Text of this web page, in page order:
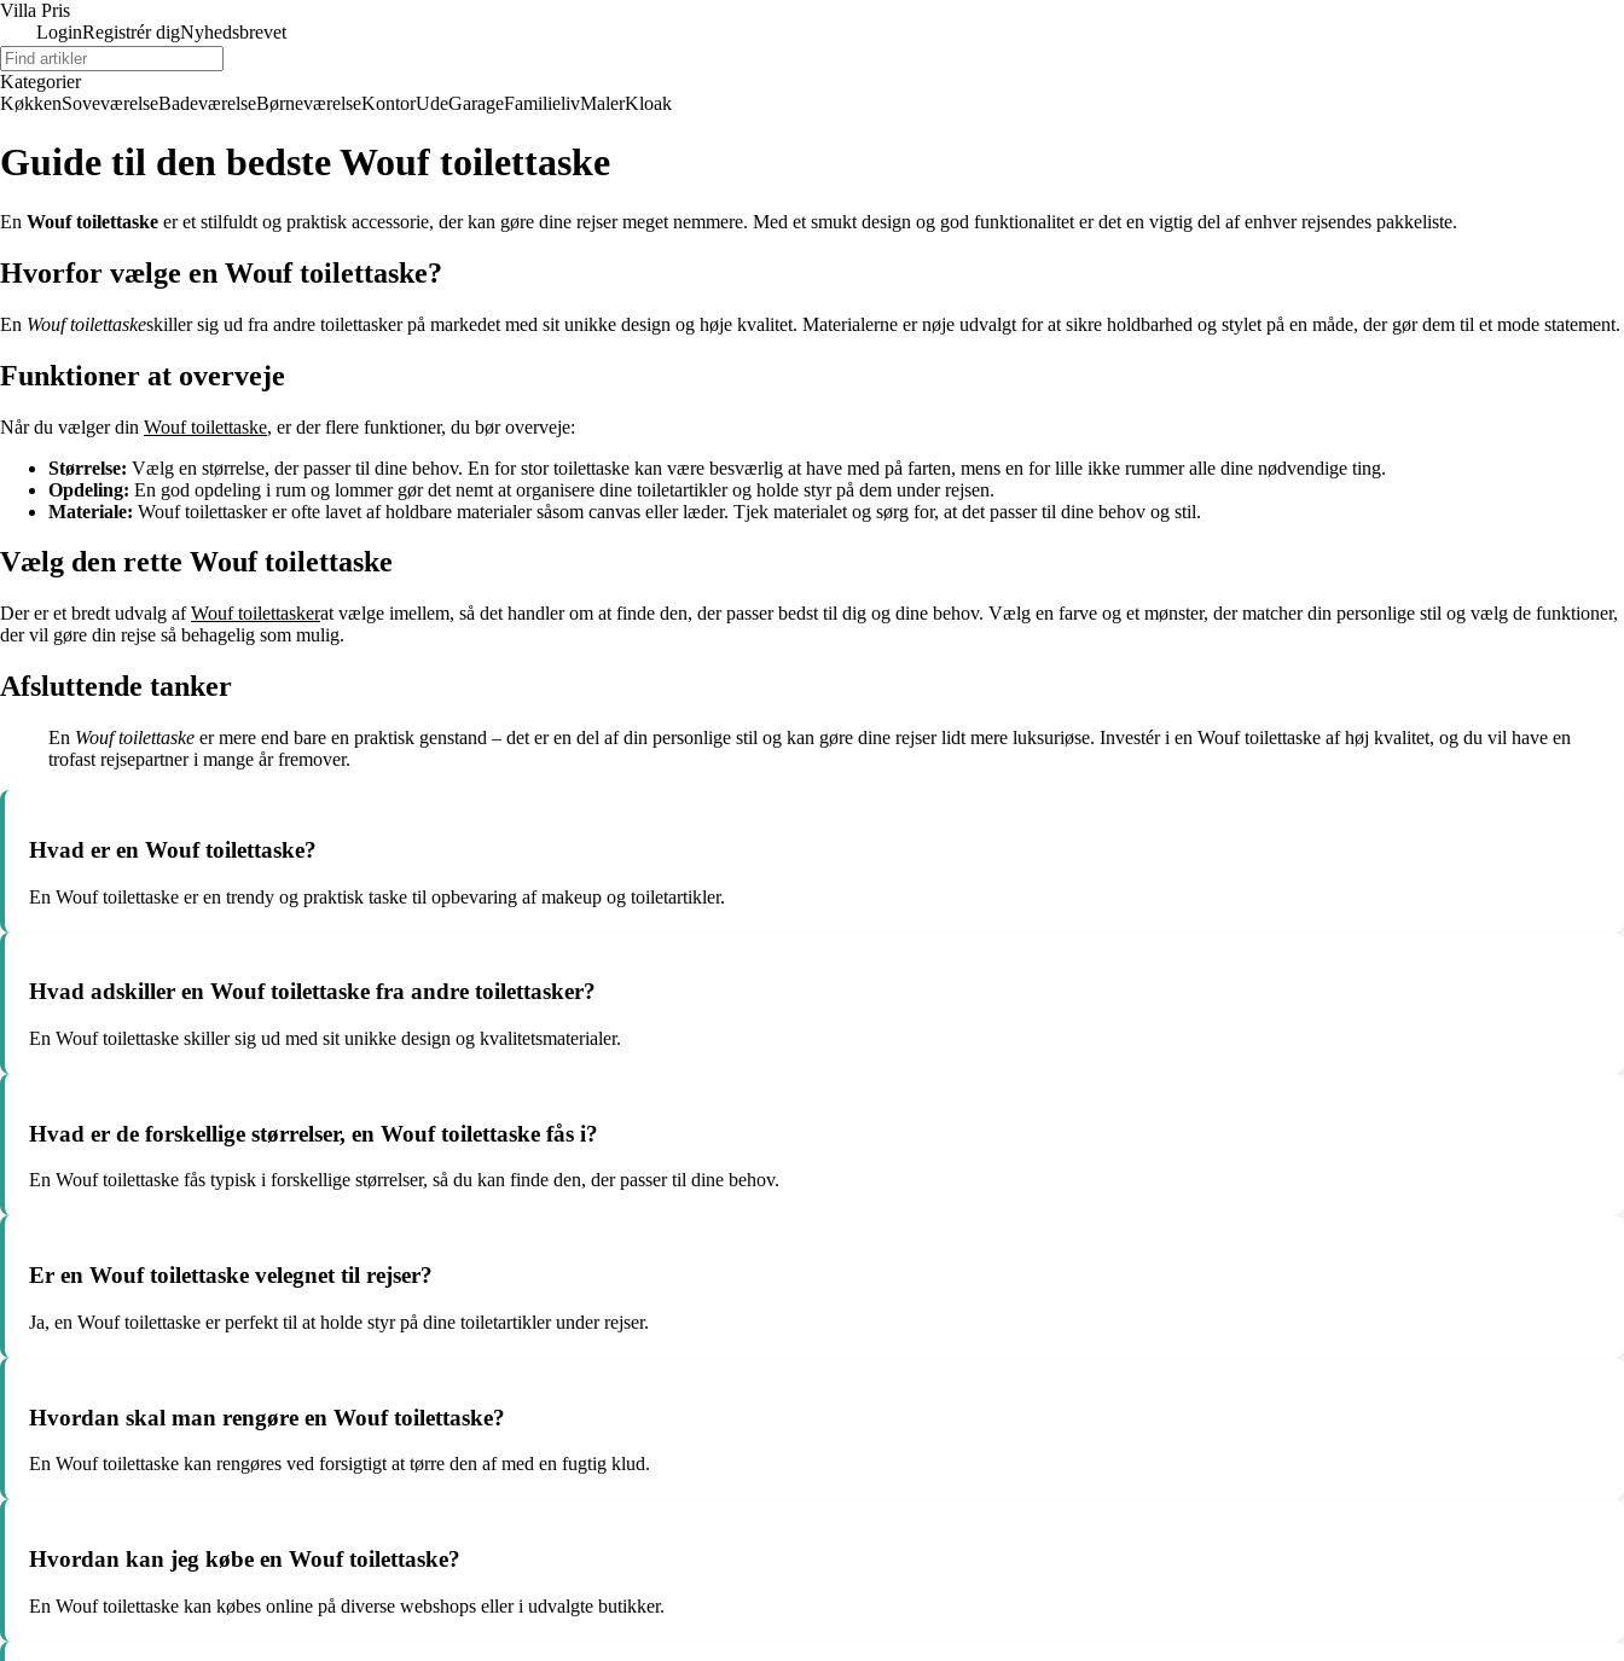
Villa Pris
LoginRegistrér digNyhedsbrevet
Kategorier
KøkkenSoveværelseBadeværelseBørneværelseKontorUdeGarageFamilielivMalerKloak
Guide til den bedste Wouf toilettaske
En Wouf toilettaske er et stilfuldt og praktisk accessorie, der kan gøre dine rejser meget nemmere. Med et smukt design og god funktionalitet er det en vigtig del af enhver rejsendes pakkeliste.
Hvorfor vælge en Wouf toilettaske?
En Wouf toilettaskeskiller sig ud fra andre toilettasker på markedet med sit unikke design og høje kvalitet. Materialerne er nøje udvalgt for at sikre holdbarhed og stylet på en måde, der gør dem til et mode statement.
Funktioner at overveje
Når du vælger din Wouf toilettaske, er der flere funktioner, du bør overveje:
Størrelse: Vælg en størrelse, der passer til dine behov. En for stor toilettaske kan være besværlig at have med på farten, mens en for lille ikke rummer alle dine nødvendige ting.
Opdeling: En god opdeling i rum og lommer gør det nemt at organisere dine toiletartikler og holde styr på dem under rejsen.
Materiale: Wouf toilettasker er ofte lavet af holdbare materialer såsom canvas eller læder. Tjek materialet og sørg for, at det passer til dine behov og stil.
Vælg den rette Wouf toilettaske
Der er et bredt udvalg afWouf toilettaskerat vælge imellem, så det handler om at finde den, der passer bedst til dig og dine behov. Vælg en farve og et mønster, der matcher din personlige stil og vælg de funktioner,
der vil gøre din rejse så behagelig som mulig.
Afsluttende tanker
En Wouf toilettaske er mere end bare en praktisk genstand – det er en del af din personlige stil og kan gøre dine rejser lidt mere luksuriøse. Investér i en Wouf toilettaske af høj kvalitet, og du vil have en
trofast rejsepartner i mange år fremover.
Hvad er en Wouf toilettaske?
En Wouf toilettaske er en trendy og praktisk taske til opbevaring af makeup og toiletartikler.
Hvad adskiller en Wouf toilettaske fra andre toilettasker?
En Wouf toilettaske skiller sig ud med sit unikke design og kvalitetsmaterialer.
Hvad er de forskellige størrelser, en Wouf toilettaske fås i?
En Wouf toilettaske fås typisk i forskellige størrelser, så du kan finde den, der passer til dine behov.
Er en Wouf toilettaske velegnet til rejser?
Ja, en Wouf toilettaske er perfekt til at holde styr på dine toiletartikler under rejser.
Hvordan skal man rengøre en Wouf toilettaske?
En Wouf toilettaske kan rengøres ved forsigtigt at tørre den af med en fugtig klud.
Hvordan kan jeg købe en Wouf toilettaske?
En Wouf toilettaske kan købes online på diverse webshops eller i udvalgte butikker.